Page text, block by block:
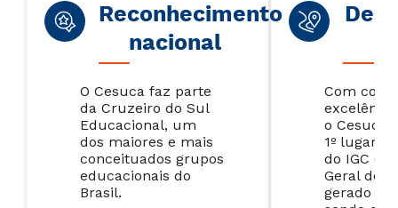
Reconhecimento
nacional
O Cesuca faz parte
da Cruzeiro do Sul
Educacional, um
dos maiores e mais
conceituados grupos
educacionais do
Brasil.
Com
o Cesuca
1º lugar
do IGC
Geral de
gerado